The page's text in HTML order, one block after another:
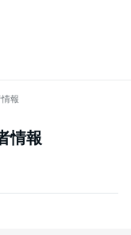
報
情報